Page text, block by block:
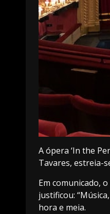
A ópera ‘In the
Tavares, estreia-
Em comunicado,
justificou:
hora e meia.